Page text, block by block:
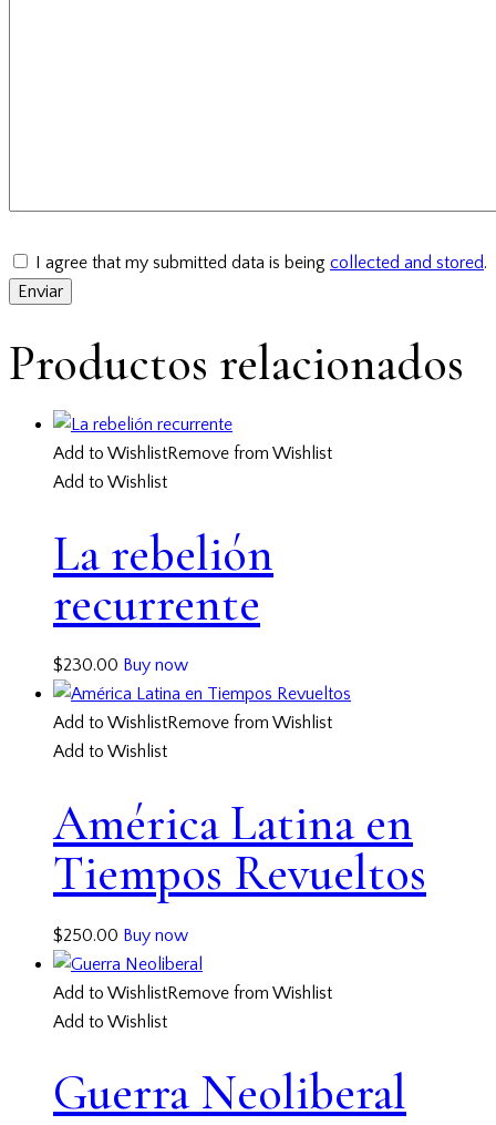
I agree that my submitted data is being collected and stored.
Productos relacionados
Add to WishlistRemove from Wishlist
Add to Wishlist
La rebelión
recurrente
$230.00 Buy now
Add to WishlistRemove from Wishlist
Add to Wishlist
América Latina en
Tiempos Revueltos
$250.00 Buy now
Add to WishlistRemove from Wishlist
Add to Wishlist
Guerra Neoliberal